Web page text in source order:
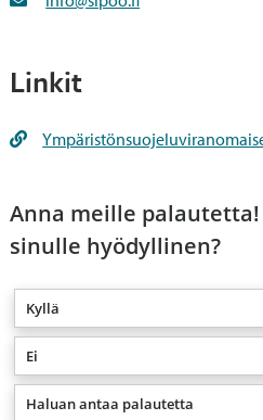
erimielisyydet ratkaistaan
perusteella, asema-kaava-
nojalla.
Linkit
Anna meille
sinulle hyödyllinen?
Kyllä
Ei
Haluan antaa palautetta